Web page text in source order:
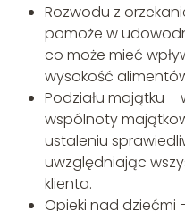
Rozwodu z
pomoże w
co może mieć
wysokość
Podziału majątku
wspólnoty
ustaleniu
uwzględniając
klienta.
Opieki nad dziećmi